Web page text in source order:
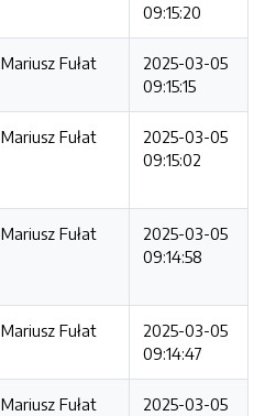
09:15:20
Mariusz Fułat
2025-03-05
09:15:15
Mariusz Fułat
2025-03-05
09:15:02
Mariusz Fułat
2025-03-05
09:14:58
Mariusz Fułat
2025-03-05
09:14:47
Mariusz Fułat
2025-03-05